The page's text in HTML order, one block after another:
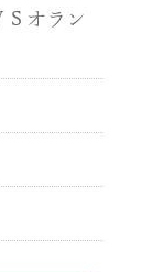
オラン